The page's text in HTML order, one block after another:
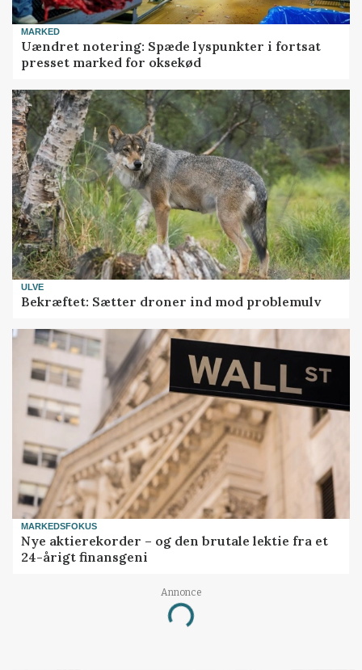
MARKED
Uændret notering: Spæde lyspunkter i fortsat
presset marked for oksekød
ULVE
Bekræftet: Sætter droner ind mod problemulv
MARKEDSFOKUS
Nye aktierekorder – og den brutale lektie fra et
24-årigt finansgeni
Annonce
Loading...